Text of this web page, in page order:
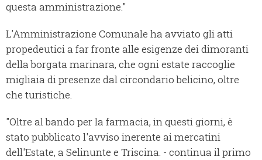
questa amministrazione."
L'Amministrazione Comunale ha avviato gli atti
propedeutici a far fronte alle esigenze dei dimoranti
della borgata marinara, che ogni estate raccoglie
migliaia di presenze dal circondario belicino, oltre
che turistiche.
"Oltre al bando per la farmacia, in questi giorni, è
stato pubblicato l'avviso inerente ai mercatini
dell'Estate, a Selinunte e Triscina. - continua il primo